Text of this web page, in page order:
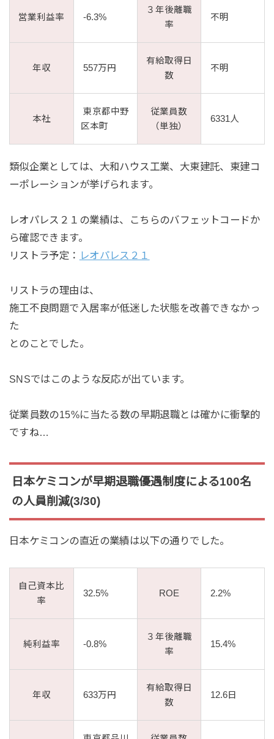
営業利益率 -6.3%
３年後離職
率
不明
年収 557万円
有給取得日
数
不明
本社
東京都中野
区本町
従業員数
（単独）
6331人
類似企業としては、大和ハウス工業、大東建託、東建コ
ーポレーションが挙げられます。
レオパレス２１の業績は、こちらのバフェットコードか
ら確認できます。
リストラ予定： レオパレス２１
リストラの理由は、
施工不良問題で入居率が低迷した状態を改善できなかっ
た
とのことでした。
SNSではこのような反応が出ています。
従業員数の15%に当たる数の早期退職とは確かに衝撃的
ですね…
日本ケミコンが早期退職優遇制度による100名
の人員削減(3/30)
日本ケミコンの直近の業績は以下の通りでした。
自己資本比
率
32.5% ROE 2.2%
純利益率 -0.8%
３年後離職
率
15.4%
年収 633万円
有給取得日
数
12.6日